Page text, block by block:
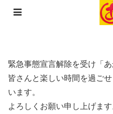
コンテンツへスキップ
緊急事態宣言解除を受け「あ
皆さんと楽しい時間を過ご
います。
よろしくお願い申し上げます